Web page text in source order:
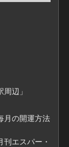
辺」
月の開運方法
エスパー・